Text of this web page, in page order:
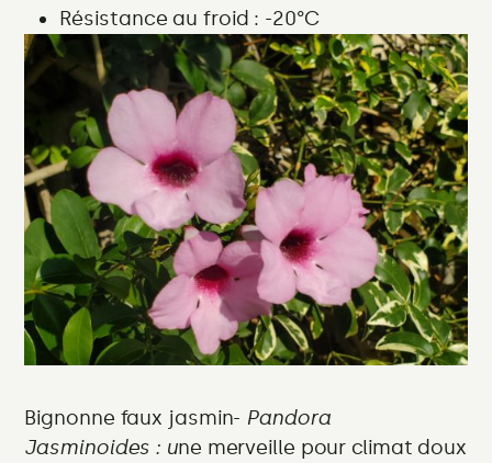
Résistance au froid : -20°C
Bignonne faux jasmin- Pandora
Jasminoides : une merveille pour climat doux